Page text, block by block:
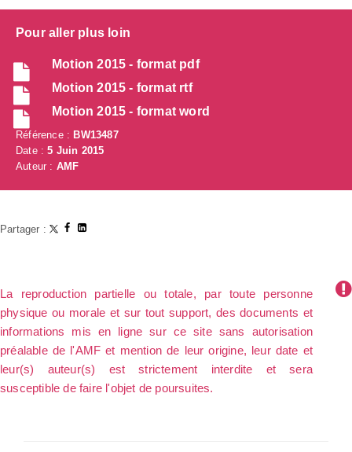
Pour aller plus loin
Motion 2015 - format pdf
Motion 2015 - format rtf
Motion 2015 - format word
Référence :BW13487
Date :5 Juin 2015
Auteur : AMF
Partager :
La reproduction partielle ou totale, par toute personne
physique ou morale et sur tout support, des documents et
informations mis en ligne sur ce site sans autorisation
préalable de l'AMF et mention de leur origine, leur date et
leur(s) auteur(s) est strictement interdite et sera
susceptible de faire l'objet de poursuites.